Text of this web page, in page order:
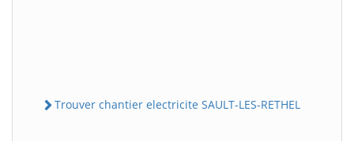
Trouver chantier electricite SAULT-LES-RETHEL